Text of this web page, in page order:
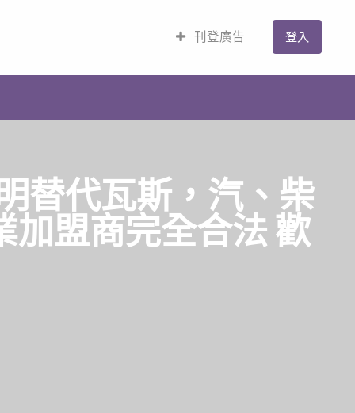
刊登廣告 登入
替代瓦斯，汽、柴
加盟商完全合法 歡